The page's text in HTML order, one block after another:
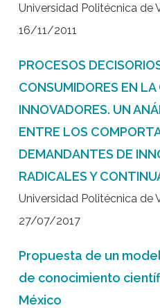
Universidad Politécnica de
16/11/2011
PROCESOS
CONSUMIDORES EN LA
INNOVADORES. UN
ENTRE LOS
DEMANDANTES DE
RADICALES Y
Universidad Politécnica de
27/07/2017
Propuesta de un
de conocimiento
México